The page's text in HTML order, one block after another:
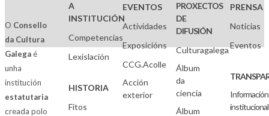
O Consello
da Cultura
Galegaé
unha
institución
estatutaria
creada polo
A
INSTITUCIÓN
Competencias
Lexislación
HISTORIA
Fitos
EVENTOS
Actividades
Exposicións
CCG.Acolle
Acción
exterior
PROXECTOS
DE
DIFUSIÓN
Culturagalega
Álbum
da
ciencia
Álbum
PRENSA
Noticias
Eventos
Información
institucional